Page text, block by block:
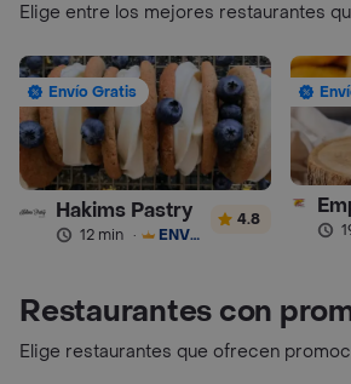
Elige entre los mejores restaurantes
Envío Gratis
Hakims Pastry
12 min · ENVÍO GRATIS
4.8
Restaurantes con
Elige restaurantes que ofrecen